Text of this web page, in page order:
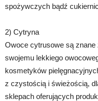
spożywczych bądź
2) Cytryna
Owoce cytrusowe są
swojemu lekkiego
kosmetyków
z czystością i świeżością,
sklepach oferujących